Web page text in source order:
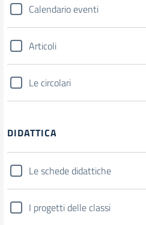
Calendario eventi
Articoli
Le circolari
DIDATTICA
Le schede didattiche
I progetti delle classi